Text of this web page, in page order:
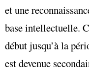
et une
base intellectuelle.
début jusqu’à la
est devenue